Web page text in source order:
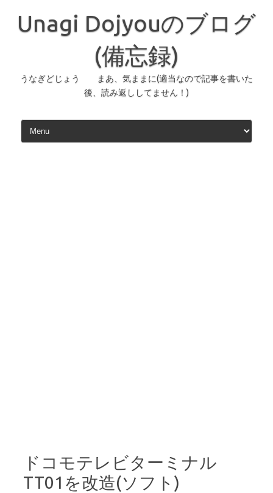
ン
プ
Unagi Dojyouのブログ
(備忘録)
うなぎどじょう まあ、気ままに(適当なので記事を書いた
後、読み返ししてません！)
ドコモテレビターミナル
TT01を改造(ソフト)